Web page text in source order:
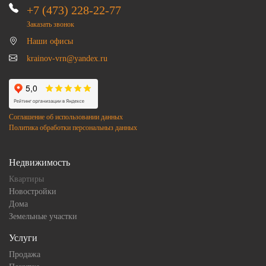
+7 (473) 228-22-77
Заказать звонок
Наши офисы
krainov-vrn@yandex.ru
Соглашение об использовании данных
Политика обработки персональныз данных
Недвижимость
Квартиры
Новостройки
Дома
Земельные участки
Услуги
Продажа